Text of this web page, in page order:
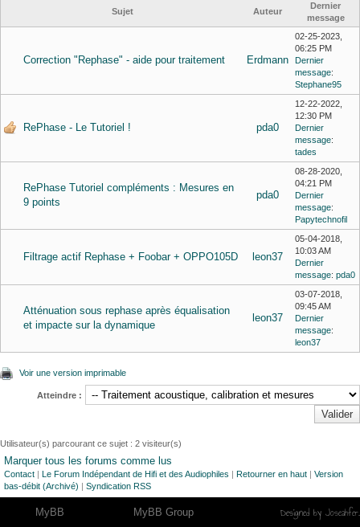
Sujet Auteur
Dernier
message
Correction "Rephase" - aide pour traitement Erdmann
02-25-2023,
06:25 PM
Dernier
message:
Stephane95
RePhase - Le Tutoriel ! pda0
12-22-2022,
12:30 PM
Dernier
message:
tades
RePhase Tutoriel compléments : Mesures en
9 points
pda0
08-28-2020,
04:21 PM
Dernier
message:
Papytechnofil
Filtrage actif Rephase + Foobar + OPPO105D leon37
05-04-2018,
10:03 AM
Dernier
message: pda0
Atténuation sous rephase après équalisation
et impacte sur la dynamique
leon37
03-07-2018,
09:45 AM
Dernier
message:
leon37
Voir une version imprimable
Atteindre :
Utilisateur(s) parcourant ce sujet : 2 visiteur(s)
Marquer tous les forums comme lus
Contact | Le Forum Indépendant de Hifi et des Audiophiles | Retourner en haut | Version
bas-débit (Archivé) | Syndication RSS
Designed by Joseahfer.
MyBB MyBB Group